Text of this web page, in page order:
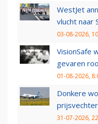
WestJet
vlucht naar
03-08-2026,
VisionSafe
gevaren
01-08-2026,
Donkere
31-07-2026,